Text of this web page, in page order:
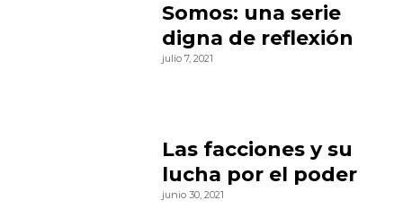
Somos: una serie
digna de reflexión
julio 7, 2021
Las facciones y su
lucha por el poder
junio 30, 2021